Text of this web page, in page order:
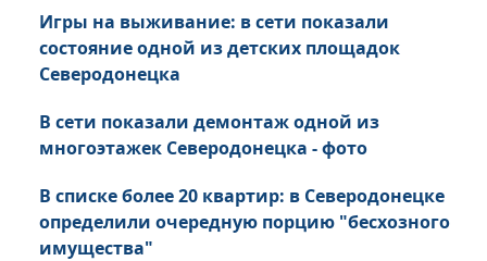
Игры на выживание: в сети показали
состояние одной из детских площадок
Северодонецка
В сети показали демонтаж одной из
многоэтажек Северодонецка - фото
В списке более 20 квартир: в Северодонецке
определили очередную порцию "бесхозного
имущества"